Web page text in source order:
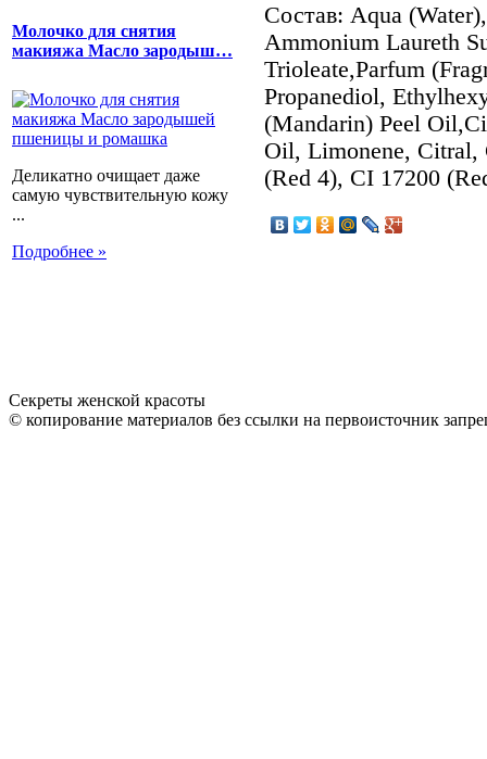
Молочко для снятия
макияжа Масло зародыш…
Деликатно очищает даже
самую чувствительную кожу
...
Подробнее »
Состав: Aqua
Ammonium Laureth
Trioleate,Parfum
Propanediol,
(Mandarin) Peel
Oil, Limonene, Citral,
(Red 4), CI 17200
Секреты женской красоты
© копирование материалов без ссылки на первоисточник